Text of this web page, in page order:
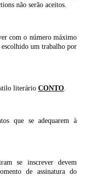
não serão aceitos.
com o número máximo
um trabalho por
literário CONTO.
que se adequarem à
se inscrever devem
de assinatura do